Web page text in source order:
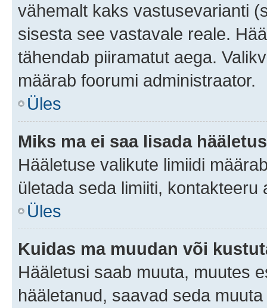
vähemalt kaks vastusevarianti
sisesta see vastavale reale.
tähendab piiramatut aega.
määrab foorumi administraator.
Üles
Miks ma ei saa lisada
Hääletuse valikute limiidi
ületada seda limiiti, kontakteeru
Üles
Kuidas ma muudan või
Hääletusi saab muuta, muutes
hääletanud, saavad seda